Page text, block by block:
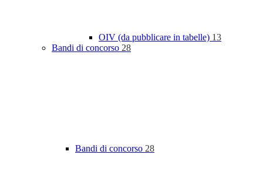
OIV (da pubblicare in tabelle) 13
Bandi di concorso 28
Bandi di concorso 28